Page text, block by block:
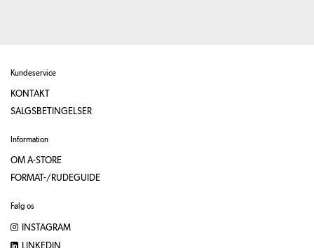
Kundeservice
KONTAKT
SALGSBETINGELSER
Information
OM A-STORE
FORMAT-/RUDEGUIDE
Følg os
INSTAGRAM